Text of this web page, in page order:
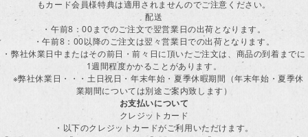
もカード会員様特典は適用されませんのでご注意ください。
配送
・午前8：00までのご注文で翌営業日の出荷となります。
・午前8：00以降のご注文は翌々営業日での出荷となります。
・弊社休業日中またはその前日・前々日に頂いたご注文は、商品の到着までに
1週間程度かかることがあります。
※弊社休業日・・・土日祝日・年末年始・夏季休暇期間（年末年始・夏季休
業期間については別途ご案内致します）
お支払いについて
クレジットカード
・以下のクレジットカードがご利用いただけます。